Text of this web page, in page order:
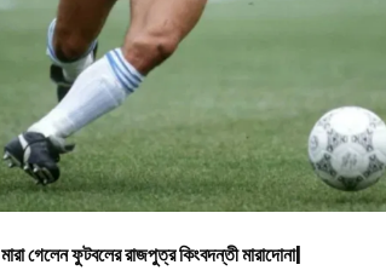
মারা গেলেন ফুটবলের রাজপুত্র কিংবদন্তী মারাদোনা|